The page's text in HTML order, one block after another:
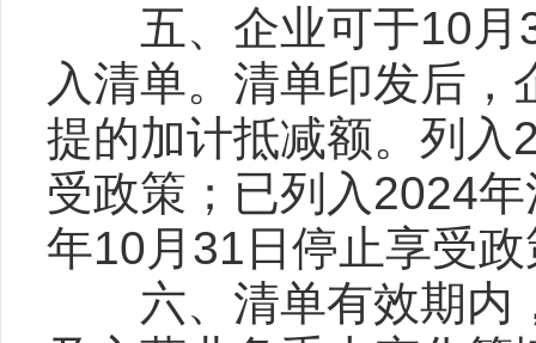
五、企业可于10月
入清单。清单印发后
提的加计抵减额。列入
受政策；已列入2024
年10月31日停止享受
六、清单有效期内，